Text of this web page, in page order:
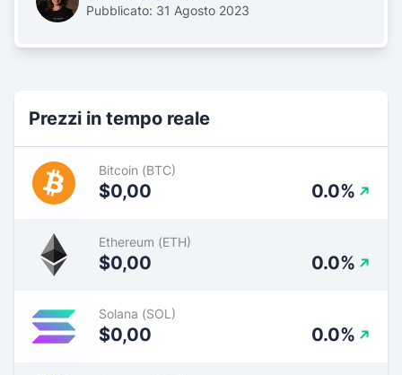
Pubblicato: 31 Agosto 2023
Prezzi in tempo reale
Bitcoin (BTC)
$0,00 0.0%
Ethereum (ETH)
$0,00 0.0%
Solana (SOL)
$0,00 0.0%